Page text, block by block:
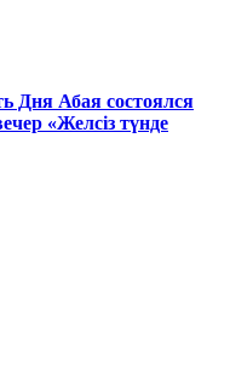
Дня Абая состоялся
«Желсіз түнде